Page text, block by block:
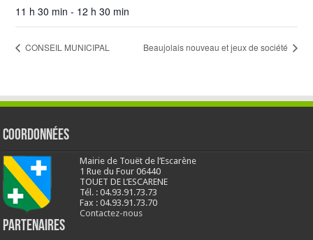
11 h 30 min - 12 h 30 min
CONSEIL MUNICIPAL Beaujolais nouveau et jeux de société
Coordonnées
Mairie de Touët de l’Escarène
1 Rue du Four 06440
TOUET DE L’ESCARENE
Tél. : 04.93.91.73.73
Fax : 04.93.91.73.70
Contactez-nous
Partenaires